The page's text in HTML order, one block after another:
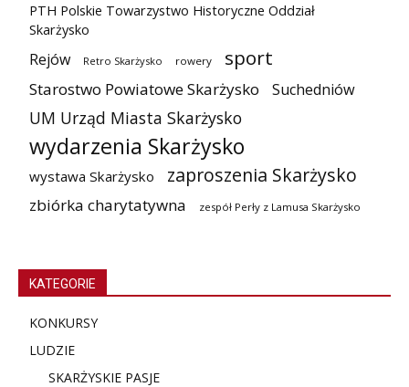
PTH Polskie Towarzystwo Historyczne Oddział
Skarżysko
Rejów Retro Skarżysko rowery sport
Starostwo Powiatowe Skarżysko Suchedniów
UM Urząd Miasta Skarżysko
wydarzenia Skarżysko
wystawa Skarżysko zaproszenia Skarżysko
zbiórka charytatywna zespół Perły z Lamusa Skarżysko
KATEGORIE
KONKURSY
LUDZIE
SKARŻYSKIE PASJE